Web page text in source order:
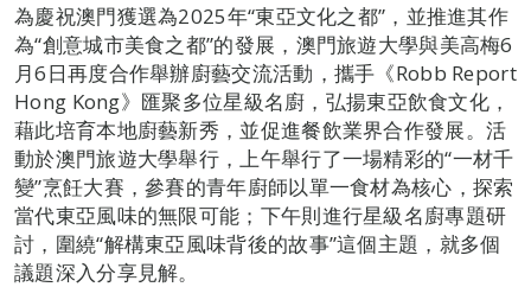
為慶祝澳門獲選為2025年“東亞文化之都”，並推進其作
為“創意城市美食之都”的發展，澳門旅遊大學與美高梅6
月6日再度合作舉辦廚藝交流活動，攜手《Robb Report
Hong Kong》匯聚多位星級名廚，弘揚東亞飲食文化，
藉此培育本地廚藝新秀，並促進餐飲業界合作發展。活
動於澳門旅遊大學舉行，上午舉行了一場精彩的“一材千
變”烹飪大賽，參賽的青年廚師以單一食材為核心，探索
當代東亞風味的無限可能；下午則進行星級名廚專題研
討，圍繞“解構東亞風味背後的故事”這個主題，就多個
議題深入分享見解。